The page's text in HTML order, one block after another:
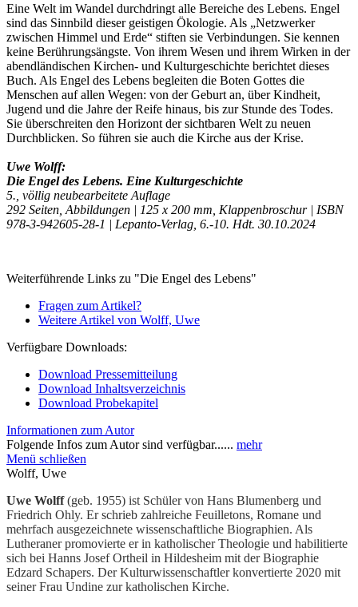
Eine Welt im Wandel durchdringt alle Bereiche des Lebens. Engel
sind das Sinnbild dieser geistigen Ökologie. Als „Netzwerker
zwischen Himmel und Erde“ stiften sie Verbindungen. Sie kennen
keine Berührungsängste. Von ihrem Wesen und ihrem Wirken in der
abendländischen Kirchen- und Kulturgeschichte berichtet dieses
Buch. Als Engel des Lebens begleiten die Boten Gottes die
Menschen auf allen Wegen: von der Geburt an, über Kindheit,
Jugend und die Jahre der Reife hinaus, bis zur Stunde des Todes.
Sie überschreiten den Horizont der sichtbaren Welt zu neuen
Durchblicken. So führen sie auch die Kirche aus der Krise.
Uwe Wolff:
Die Engel des Lebens. Eine Kulturgeschichte
5., völlig neubearbeitete Auflage
292 Seiten, Abbildungen | 125 x 200 mm, Klappenbroschur | ISBN
978-3-942605-28-1 | Lepanto-Verlag, 6.-10. Hdt. 30.10.2024
Weiterführende Links zu "Die Engel des Lebens"
Fragen zum Artikel?
Weitere Artikel von Wolff, Uwe
Verfügbare Downloads:
Download Pressemitteilung
Download Inhaltsverzeichnis
Download Probekapitel
Informationen zum Autor
Folgende Infos zum Autor sind verfügbar...... mehr
Menü schließen
Wolff, Uwe
Uwe Wolff(geb. 1955) ist Schüler von Hans Blumenberg und
Friedrich Ohly. Er schrieb zahlreiche Feuilletons, Romane und
mehrfach ausgezeichnete wissenschaftliche Biographien. Als
Lutheraner promovierte er in katholischer Theologie und habilitierte
sich bei Hanns Josef Ortheil in Hildesheim mit der Biographie
Edzard Schapers. Der Kulturwissenschaftler konvertierte 2020 mit
seiner Frau Undine zur katholischen Kirche.